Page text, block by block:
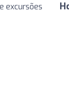
excursões